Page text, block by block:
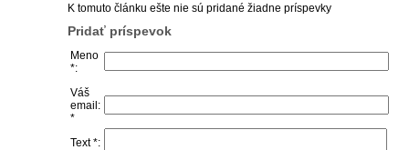
K tomuto článku ešte nie sú pridané žiadne príspevky
Pridať príspevok
Meno
*:
Váš
email:
*
Text *: